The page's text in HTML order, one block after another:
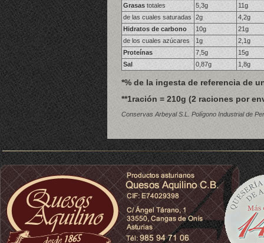
Grasas totales 5,3g
11g
de las cuales saturadas
2g
4,2g
Hidratos de carbono
10g
21g
de los cuales azúcares
1g
2,1g
Proteínas
7,5g
15g
Sal
0,87g 1,8g
*% de la ingesta de referencia de
**1ración = 210g (2 raciones por
Conservas Arbeyal S.L. Polígono Industrial de